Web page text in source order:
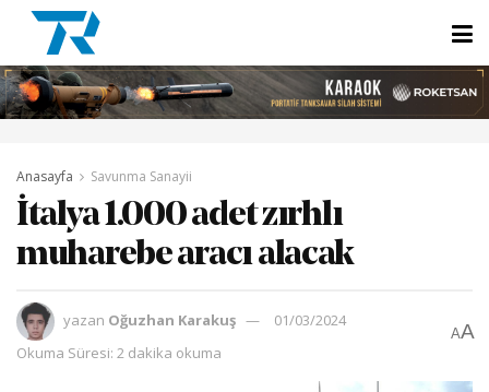
Anasayfa Savunma Sanayii
İtalya 1.000 adet zırhlı
muharebe aracı alacak
yazan Oğuzhan Karakuş
01/03/2024
Okuma Süresi: 2 dakika okuma
AA